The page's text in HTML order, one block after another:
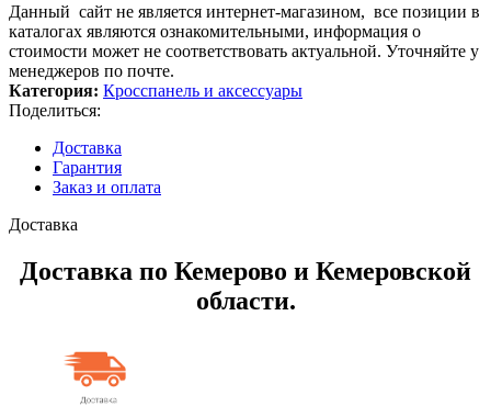
Данный сайт не является интернет-магазином, все позиции в
каталогах являются ознакомительными, информация о
стоимости может не соответствовать актуальной. Уточняйте у
менеджеров по почте.
Категория: Кросспанель и аксессуары
Поделиться:
Доставка
Гарантия
Заказ и оплата
Доставка
Доставка по Кемерово и Кемеровской
области.